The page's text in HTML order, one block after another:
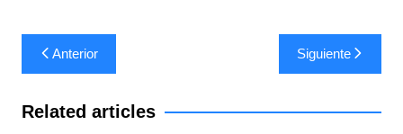
Navegación
de
entradas
Anterior Siguiente
Related articles